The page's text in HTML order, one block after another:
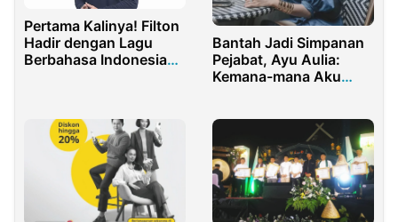
Pertama Kalinya! Filton
Hadir dengan Lagu
Berbahasa Indonesia
Bantah Jadi Simpanan
Pejabat, Ayu Aulia:
Kemana-mana Aku